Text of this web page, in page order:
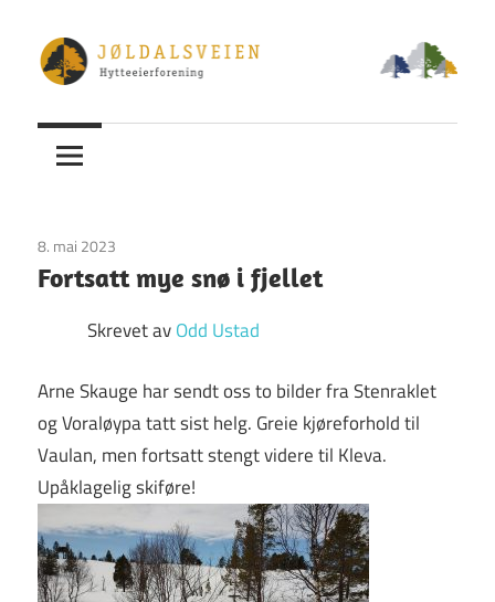
to
content
Jøldalsveien
–
Hytteeierforening
8. mai 2023
Fortsatt mye snø i fjellet
Skrevet avOdd Ustad
Arne Skauge har sendt oss to bilder fra Stenraklet
og Voraløypa tatt sist helg. Greie kjøreforhold til
Vaulan, men fortsatt stengt videre til Kleva.
Upåklagelig skiføre!